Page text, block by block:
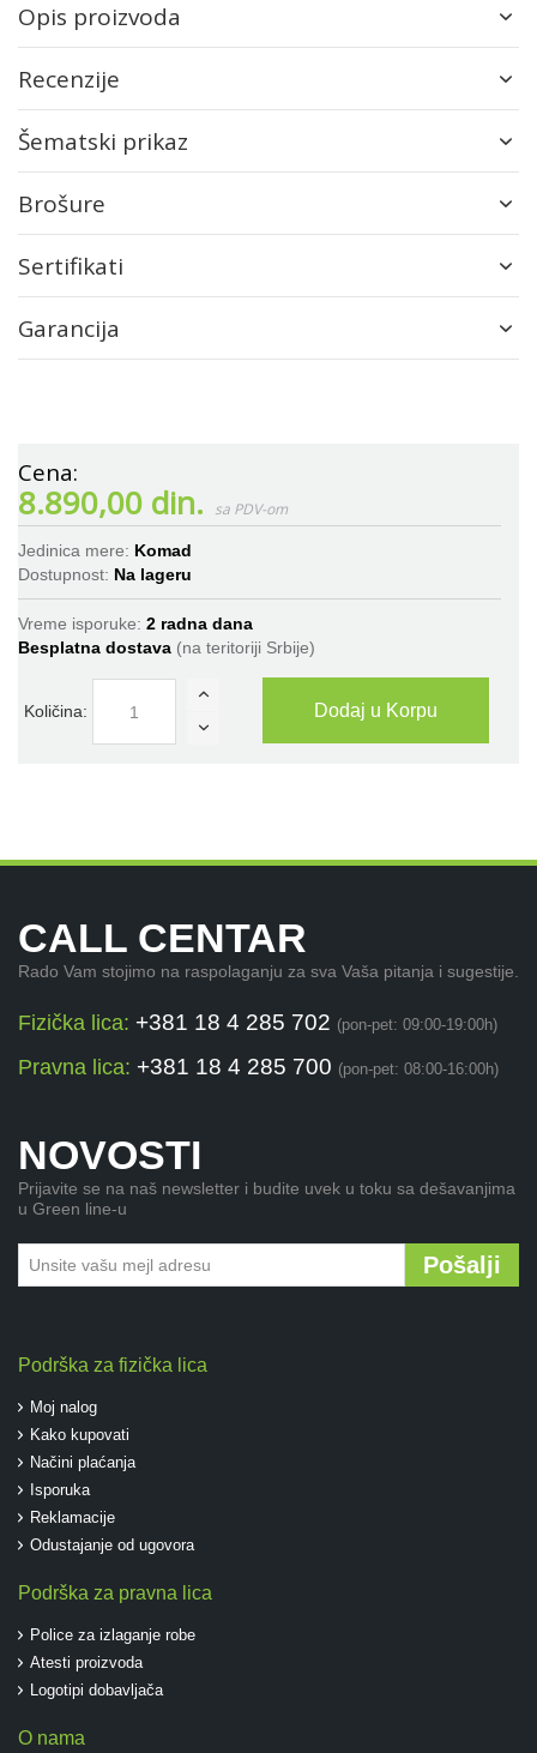
8.890,00 din.
Jedinica mere: Komad
Dostupnost: Na lageru
Vreme isporuke: 2 radna dana
Besplatna dostava (na teritoriji Srbije)
Količina: Dodaj u Korpu
Opis proizvoda
Recenzije
Šematski prikaz
Brošure
Sertifikati
Garancija
CALL CENTAR
Rado Vam stojimo na raspolaganju za sva Vaša pitanja i sugestije.
Fizička lica: +381 18 4 285 702 (pon-pet: 09:00-19:00h)
Pravna lica: +381 18 4 285 700 (pon-pet: 08:00-16:00h)
NOVOSTI
Prijavite se na naš newsletter i budite uvek u toku sa dešavanjima
u Green line-u
Pošalji
Podrška za fizička lica
Moj nalog
Kako kupovati
Načini plaćanja
Isporuka
Reklamacije
Odustajanje od ugovora
Podrška za pravna lica
Police za izlaganje robe
Atesti proizvoda
Logotipi dobavljača
O nama